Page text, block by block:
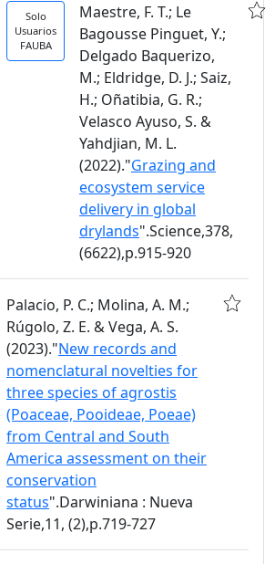
Solo
Usuarios
FAUBA
Maestre, F. T.; Le
Bagousse Pinguet, Y.;
Delgado Baquerizo,
M.; Eldridge, D. J.; Saiz,
H.; Oñatibia, G. R.;
Velasco Ayuso, S. &
Yahdjian, M. L.
(2022)."Grazing and
ecosystem service
delivery in global
drylands".Science,378,
(6622),p.915-920
Palacio, P. C.; Molina, A. M.;
Rúgolo, Z. E. & Vega, A. S.
(2023)."New records and
nomenclatural novelties for
three species of agrostis
(Poaceae, Pooideae, Poeae)
from Central and South
America assessment on their
conservation
status".Darwiniana : Nueva
Serie,11, (2),p.719-727